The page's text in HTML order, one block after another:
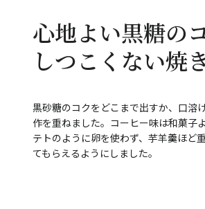
心地よい黒糖の
しつこくない焼
黒砂糖のコクをどこまで出すか、口溶
作を重ねました。コーヒー味は和菓子
テトのように卵を使わず、芋羊羹ほど
てもらえるようにしました。